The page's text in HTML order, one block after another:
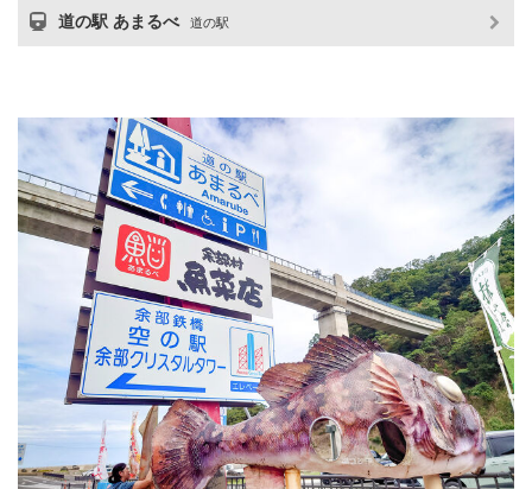
道の駅 あまるべ 道の駅